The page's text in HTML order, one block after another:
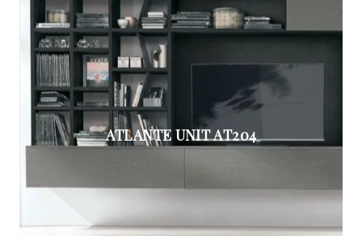
ATLANTE UNIT AT204